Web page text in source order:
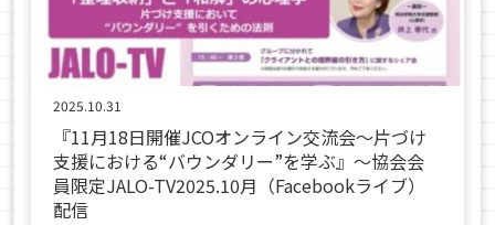
2025.10.31
『11月18日開催JCOオンライン交流会～片づけ
支援における“バウンダリー”を学ぶ』〜協会会
員限定JALO-TV2025.10月（Facebookライブ）
配信